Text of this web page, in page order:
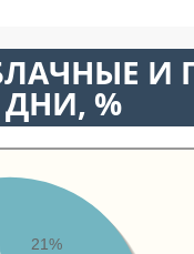
И
ДНИ, %
21%